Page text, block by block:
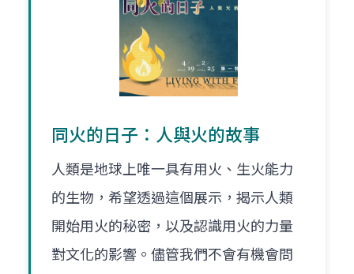
同火的日子：人與火的故事
人類是地球上唯一具有用火、生火能力
的生物，希望透過這個展示，揭示人類
開始用火的秘密，以及認識用火的力量
對文化的影響。儘管我們不會有機會問